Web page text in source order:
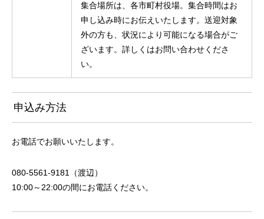
集合場所は、各市町村役場。集合時間はお
申し込み時にお伝えいたします。送迎対象
外の方も、状況により可能になる場合がご
ざいます。詳しくはお問い合わせくださ
い。
申込み方法
お電話でお願いいたします。
080-5561-9181（渡辺）
10:00～22:00の間にお電話ください。